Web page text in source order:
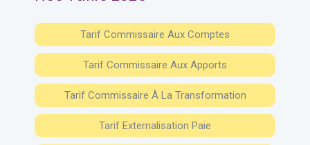
Tarif Commissaire Aux Comptes
Tarif Commissaire Aux Apports
Tarif Commissaire À La Transformation
Tarif Externalisation Paie